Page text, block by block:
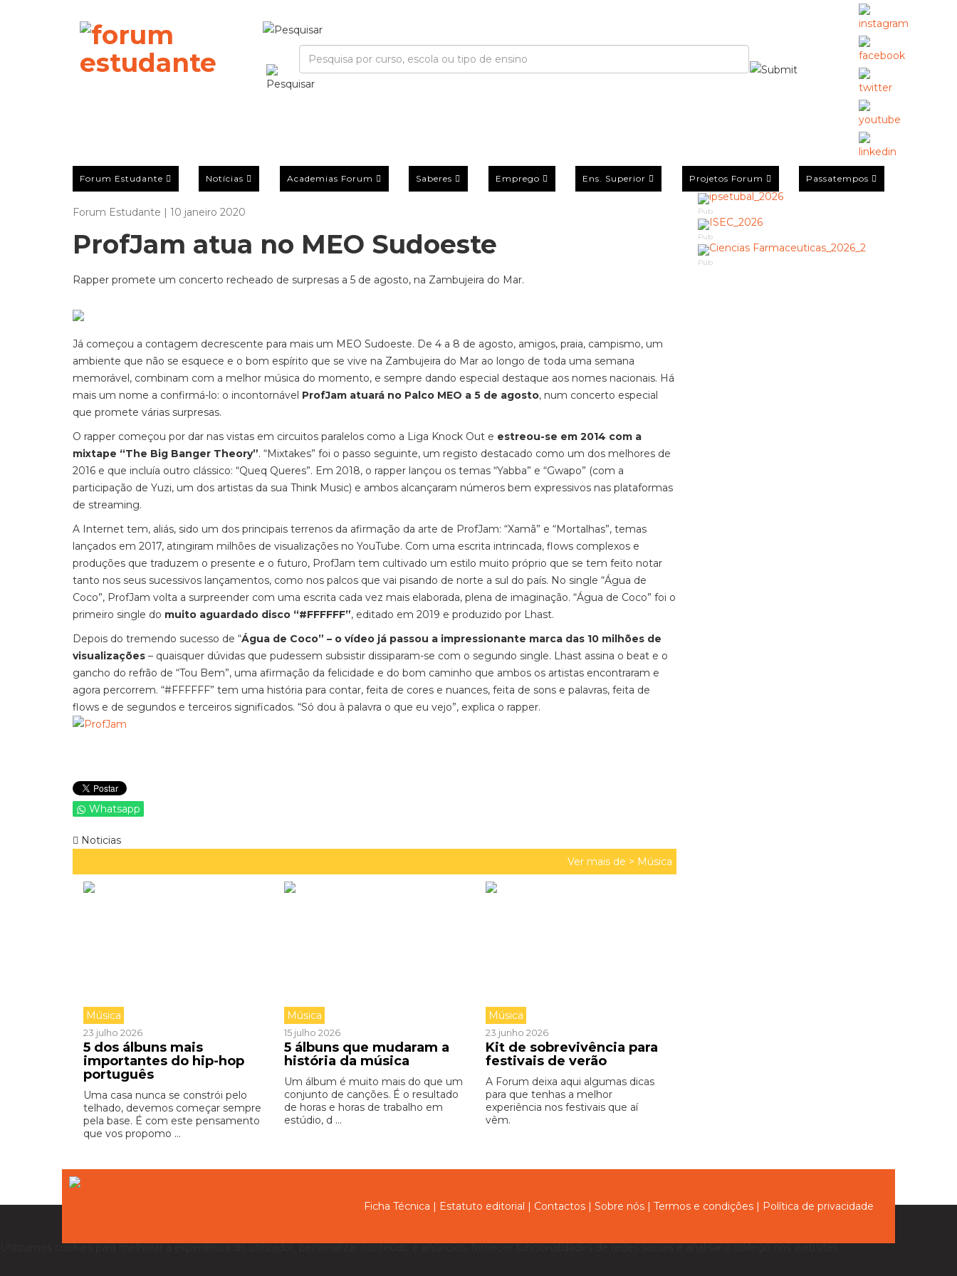
Forum Estudante Notícias Academias Forum Saberes Emprego Ens. Superior Projetos Forum Passatempos
Forum Estudante | 10 janeiro 2020
ProfJam atua no MEO Sudoeste
Rapper promete um concerto recheado de surpresas a 5 de agosto, na Zambujeira do Mar.
Já começou a contagem decrescente para mais um MEO Sudoeste. De 4 a 8 de agosto, amigos, praia, campismo, um
ambiente que não se esquece e o bom espírito que se vive na Zambujeira do Mar ao longo de toda uma semana
memorável, combinam com a melhor música do momento, e sempre dando especial destaque aos nomes nacionais. Há
mais um nome a confirmá-lo: o incontornável ProfJam atuará no Palco MEO a 5 de agosto, num concerto especial
que promete várias surpresas.
O rapper começou por dar nas vistas em circuitos paralelos como a Liga Knock Out e estreou-se em 2014 com a
mixtape “The Big Banger Theory”. “Mixtakes” foi o passo seguinte, um registo destacado como um dos melhores de
2016 e que incluía outro clássico: “Queq Queres”. Em 2018, o rapper lançou os temas “Yabba” e “Gwapo” (com a
participação de Yuzi, um dos artistas da sua Think Music) e ambos alcançaram números bem expressivos nas plataformas
de streaming.
A Internet tem, aliás, sido um dos principais terrenos da afirmação da arte de ProfJam: “Xamã” e “Mortalhas”, temas
lançados em 2017, atingiram milhões de visualizações no YouTube. Com uma escrita intrincada, flows complexos e
produções que traduzem o presente e o futuro, ProfJam tem cultivado um estilo muito próprio que se tem feito notar
tanto nos seus sucessivos lançamentos, como nos palcos que vai pisando de norte a sul do país. No single “Água de
Coco”, ProfJam volta a surpreender com uma escrita cada vez mais elaborada, plena de imaginação. “Água de Coco” foi o
primeiro single do muito aguardado disco “#FFFFFF”, editado em 2019 e produzido por Lhast.
Depois do tremendo sucesso de “Água de Coco” – o vídeo já passou a impressionante marca das 10 milhões de
visualizações – quaisquer dúvidas que pudessem subsistir dissiparam-se com o segundo single. Lhast assina o beat e o
gancho do refrão de “Tou Bem”, uma afirmação da felicidade e do bom caminho que ambos os artistas encontraram e
agora percorrem. “#FFFFFF” tem uma história para contar, feita de cores e nuances, feita de sons e palavras, feita de
flows e de segundos e terceiros significados. “Só dou à palavra o que eu vejo”, explica o rapper.
Whatsapp
Noticias
Ver mais de > Música
Música
23 julho 2026
5 dos álbuns mais
importantes do hip-hop
português
Uma casa nunca se constrói pelo
telhado, devemos começar sempre
pela base. É com este pensamento
que vos propomo ...
Música
15 julho 2026
5 álbuns que mudaram a
história da música
Um álbum é muito mais do que um
conjunto de canções. É o resultado
de horas e horas de trabalho em
estúdio, d ...
Música
23 junho 2026
Kit de sobrevivência para
festivais de verão
A Forum deixa aqui algumas dicas
para que tenhas a melhor
experiência nos festivais que aí
vêm.
Pub
Pub
Pub
Ficha Técnica | Estatuto editorial | Contactos | Sobre nós | Termos e condições | Política de privacidade
Utilizamos cookies para melhorar a experiência do utilizador, personalizar conteúdo e anúncios, fornecer funcionalidades de redes sociais e analisar o tráfego nos websites.